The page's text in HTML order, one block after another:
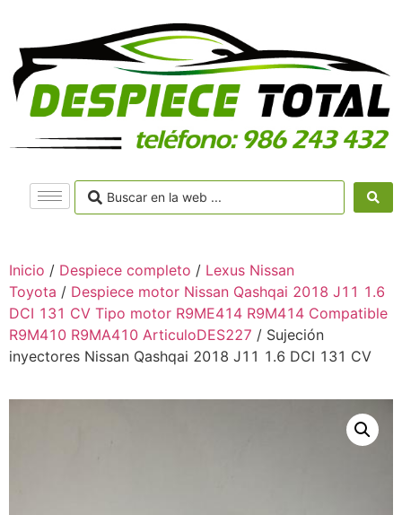
Inicio / Despiece completo / Lexus Nissan
Toyota / Despiece motor Nissan Qashqai 2018 J11 1.6
DCI 131 CV Tipo motor R9ME414 R9M414 Compatible
R9M410 R9MA410 ArticuloDES227 / Sujeción
inyectores Nissan Qashqai 2018 J11 1.6 DCI 131 CV